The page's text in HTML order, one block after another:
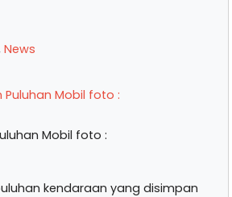
News
Mobil foto :
kendaraan yang disimpan